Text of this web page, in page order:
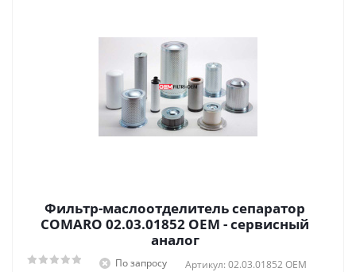
Фильтр-маслоотделитель сепаратор
COMARO 02.03.01852 OEM - сервисный
аналог
По запросу Артикул: 02.03.01852 OEM